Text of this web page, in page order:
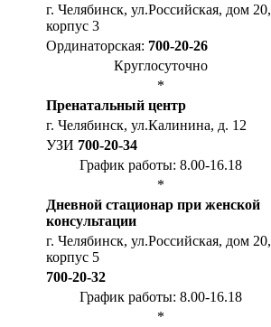
г. Челябинск, ул.Российская, дом 20,
корпус 3
Ординаторская: 700-20-26
Круглосуточно
*
Пренатальный центр
г. Челябинск, ул.Калинина, д. 12
УЗИ 700-20-34
График работы: 8.00-16.18
*
Дневной стационар при женской
консультации
г. Челябинск, ул.Российская, дом 20,
корпус 5
700-20-32
График работы: 8.00-16.18
*